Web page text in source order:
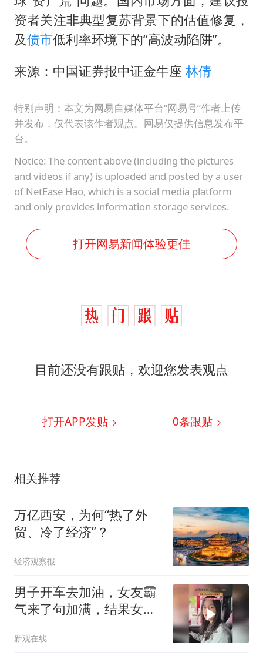
资者关注非典型复苏背景下的估值修复，
及债市低利率环境下的“高波动陷阱”。
来源：中国证券报中证金牛座 林倩
特别声明：本文为网易自媒体平台“网易号”作者上传
并发布，仅代表该作者观点。网易仅提供信息发布平
台。
Notice: The content above (including the pictures
and videos if any) is uploaded and posted by a user
of NetEase Hao, which is a social media platform
and only provides information storage services.
打开网易新闻体验更佳
目前还没有跟贴，欢迎您发表观点
打开APP发贴 0条跟贴
相关推荐
万亿西安，为何“热了外
贸、冷了经济”？
经济观察报
男子开车去加油，女友霸
气来了句加满，结果女友
新观在线